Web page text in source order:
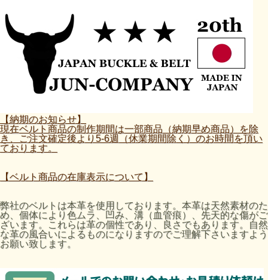
【納期のお知らせ】
現在ベルト商品の制作期間は一部商品（納期早め商品）を除
き、ご注文確定後より5-6週（休業期間除く）のお時間を頂い
ております。
【ベルト商品の在庫表示について】
弊社のベルトは本革を使用しております。本革は天然素材のた
め、個体により色ムラ、凹み、溝（血管痕）、先天的な傷がご
ざいます。これらは革の個性であり、良さでもあります。自然
な革の風合いによるものになりますのでご理解下さいますよう
お願い致します。